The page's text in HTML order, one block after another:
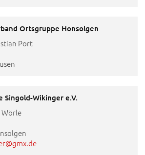
Ortsgruppe Honsolgen
Port
Singold-Wikinger e.V.
Wörle